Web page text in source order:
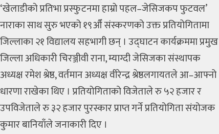
‘खेलाडीको प्रतिभा प्रस्फुटनमा हाम्रो पहल–जेसिजकप फुटवल’
नाराका साथ सुरु भएको १९औँ संस्करणको उक्त प्रतियोगितामा
जिल्लाका २१ विद्यालय सहभागी छन् । उद्घाटन कार्यक्रममा प्रमुख
जिल्ला अधिकारी चिरञ्जीवी राना, म्याग्दी जेसिजका संस्थापक
अध्यक्ष रमेश श्रेष्ठ, वर्तमान अध्यक्ष वीरेन्द्र श्रेष्ठलगायतले आ–आफ्नो
धारणा राखेका थिए । प्रतियोगिताको विजेताले रु ५२ हजार र
उपविजेताले रु ३२ हजार पुरस्कार प्राप्त गर्ने प्रतियोगिता संयोजक
कुमार बानियाँले जनाकारी दिए ।